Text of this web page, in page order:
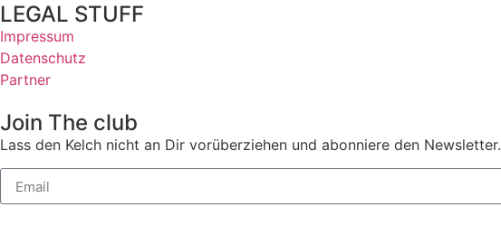
LEGAL STUFF
Impressum
Datenschutz
Partner
Join The club
Lass den Kelch nicht an Dir vorüberziehen und abonniere den Newsletter.